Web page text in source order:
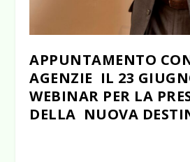
APPUNTAMENTO
AGENZIE IL 23
WEBINAR PER LA
DELLA NUOVA